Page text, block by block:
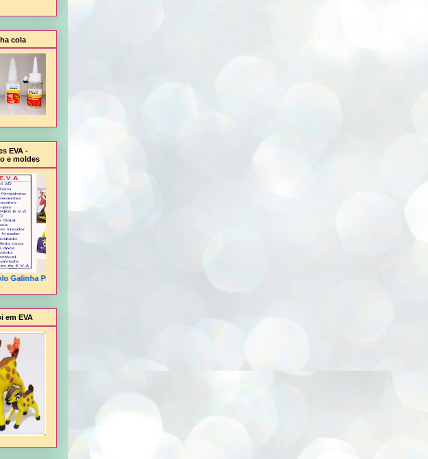
cola
EVA -
e moldes
Pintadinha, Cesta flor, Cesta para presentes, Chapéu Pica-pau, Confecção de FLORES E.V.A, Coruja 3D,
em EVA